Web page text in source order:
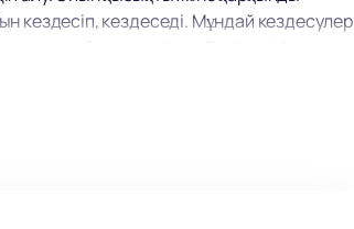
кездесіп, кездеседі. Мұндай кездесулер